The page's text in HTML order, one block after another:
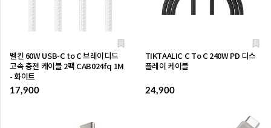
벨킨 60W USB-C to C 브레이디드
고속 충전 케이블 2팩 CAB024fq 1M
- 화이트
17,900
TIKTAALIC C To C 240W PD 디스
플레이 케이블
24,900